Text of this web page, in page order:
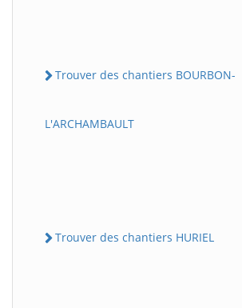
Trouver des chantiers BOURBON-
L'ARCHAMBAULT
Trouver des chantiers HURIEL